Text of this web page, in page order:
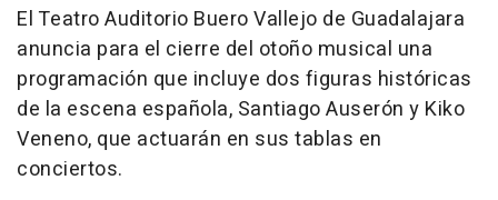
El Teatro Auditorio Buero Vallejo de Guadalajara
anuncia para el cierre del otoño musical una
programación que incluye dos figuras históricas
de la escena española, Santiago Auserón y Kiko
Veneno, que actuarán en sus tablas en
conciertos.